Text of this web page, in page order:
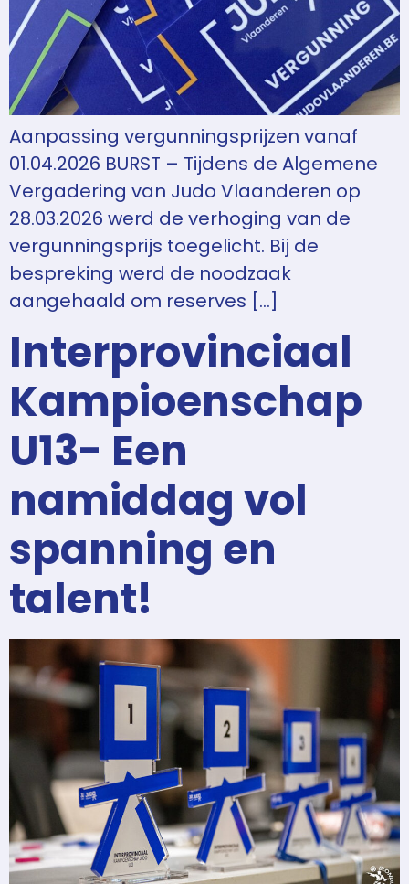
Aanpassing vergunningsprijzen vanaf
01.04.2026 BURST – Tijdens de Algemene
Vergadering van Judo Vlaanderen op
28.03.2026 werd de verhoging van de
vergunningsprijs toegelicht. Bij de
bespreking werd de noodzaak
aangehaald om reserves […]
Interprovinciaal
Kampioenschap
U13- Een
namiddag vol
spanning en
talent!